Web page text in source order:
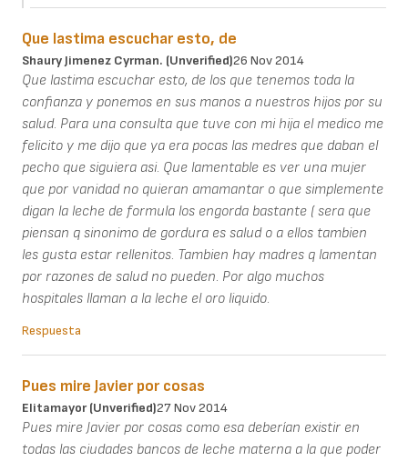
Que lastima escuchar esto, de
Shaury Jimenez Cyrman. (unverified)26 Nov 2014
Que lastima escuchar esto, de los que tenemos toda la
confianza y ponemos en sus manos a nuestros hijos por su
salud. Para una consulta que tuve con mi hija el medico me
felicito y me dijo que ya era pocas las medres que daban el
pecho que siguiera asi. Que lamentable es ver una mujer
que por vanidad no quieran amamantar o que simplemente
digan la leche de formula los engorda bastante ( sera que
piensan q sinonimo de gordura es salud o a ellos tambien
les gusta estar rellenitos. Tambien hay madres q lamentan
por razones de salud no pueden. Por algo muchos
hospitales llaman a la leche el oro liquido.
Respuesta
Pues mire Javier por cosas
Elitamayor (unverified)27 Nov 2014
Pues mire Javier por cosas como esa deberían existir en
todas las ciudades bancos de leche materna a la que poder